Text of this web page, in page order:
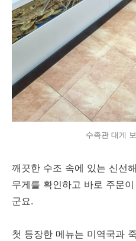
수족관 대게
깨끗한 수조 속에 있는 신선
무게를 확인하고 바로 주문
군요.
첫 등장한 메뉴는 미역국과